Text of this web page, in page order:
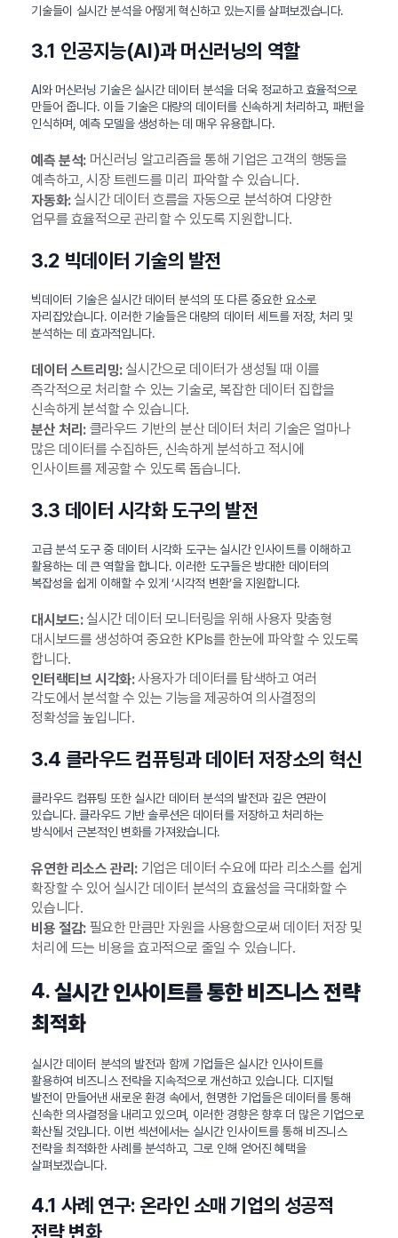
기술들이 실시간 분석을 어떻게 혁신하고 있는지를 살펴보겠습니다.
3.1 인공지능(AI)과 머신러닝의 역할
AI와 머신러닝 기술은 실시간 데이터 분석을 더욱 정교하고 효율적으로
만들어 줍니다. 이들 기술은 대량의 데이터를 신속하게 처리하고, 패턴을
인식하며, 예측 모델을 생성하는 데 매우 유용합니다.
예측 분석:머신러닝 알고리즘을 통해 기업은 고객의 행동을
예측하고, 시장 트렌드를 미리 파악할 수 있습니다.
자동화:실시간 데이터 흐름을 자동으로 분석하여 다양한
업무를 효율적으로 관리할 수 있도록 지원합니다.
3.2 빅데이터 기술의 발전
빅데이터 기술은 실시간 데이터 분석의 또 다른 중요한 요소로
자리잡았습니다. 이러한 기술들은 대량의 데이터 세트를 저장, 처리 및
분석하는 데 효과적입니다.
데이터 스트리밍:실시간으로 데이터가 생성될 때 이를
즉각적으로 처리할 수 있는 기술로, 복잡한 데이터 집합을
신속하게 분석할 수 있습니다.
분산 처리:클라우드 기반의 분산 데이터 처리 기술은 얼마나
많은 데이터를 수집하든, 신속하게 분석하고 적시에
인사이트를 제공할 수 있도록 돕습니다.
3.3 데이터 시각화 도구의 발전
고급 분석 도구 중 데이터 시각화 도구는 실시간 인사이트를 이해하고
활용하는 데 큰 역할을 합니다. 이러한 도구들은 방대한 데이터의
복잡성을 쉽게 이해할 수 있게 ‘시각적 변환’을 지원합니다.
대시보드:실시간 데이터 모니터링을 위해 사용자 맞춤형
대시보드를 생성하여 중요한 KPIs를 한눈에 파악할 수 있도록
합니다.
인터랙티브 시각화:사용자가 데이터를 탐색하고 여러
각도에서 분석할 수 있는 기능을 제공하여 의사결정의
정확성을 높입니다.
3.4 클라우드 컴퓨팅과 데이터 저장소의 혁신
클라우드 컴퓨팅 또한 실시간 데이터 분석의 발전과 깊은 연관이
있습니다. 클라우드 기반 솔루션은 데이터를 저장하고 처리하는
방식에서 근본적인 변화를 가져왔습니다.
유연한 리소스 관리:기업은 데이터 수요에 따라 리소스를 쉽게
확장할 수 있어 실시간 데이터 분석의 효율성을 극대화할 수
있습니다.
비용 절감:필요한 만큼만 자원을 사용함으로써 데이터 저장 및
처리에 드는 비용을 효과적으로 줄일 수 있습니다.
4.실시간 인사이트를 통한 비즈니스 전략
최적화
실시간 데이터 분석의 발전과 함께 기업들은 실시간 인사이트를
활용하여 비즈니스 전략을 지속적으로 개선하고 있습니다. 디지털
발전이 만들어낸 새로운 환경 속에서, 현명한 기업들은 데이터를 통해
신속한 의사결정을 내리고 있으며, 이러한 경향은 향후 더 많은 기업으로
확산될 것입니다. 이번 섹션에서는 실시간 인사이트를 통해 비즈니스
전략을 최적화한 사례를 분석하고, 그로 인해 얻어진 혜택을
살펴보겠습니다.
4.1 사례 연구: 온라인 소매 기업의 성공적
전략 변화